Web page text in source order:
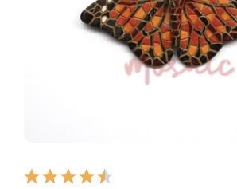
Tazas
Colgadores